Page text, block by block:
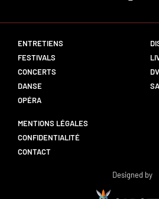
ENTRETIENS
FESTIVALS
CONCERTS
DANSE
OPÉRA
MENTIONS LÉGALES
CONFIDENTIALITÉ
CONTACT
Designed by